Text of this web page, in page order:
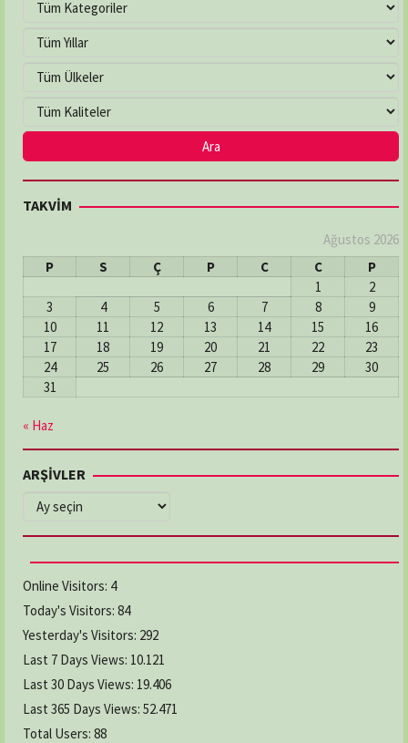
TAKVİM
Ağustos 2026
P
S Ç P C C
P
1
2
3
4 5 6 7 8
9
10
11 12 13 14 15
16
17
18 19 20 21 22
23
24
25 26 27 28 29
30
31
« Haz
ARŞİVLER
ARŞİVLER
Online Visitors: 4
Today's Visitors: 84
Yesterday's Visitors: 292
Last 7 Days Views: 10.121
Last 30 Days Views: 19.406
Last 365 Days Views: 52.471
Total Users: 88